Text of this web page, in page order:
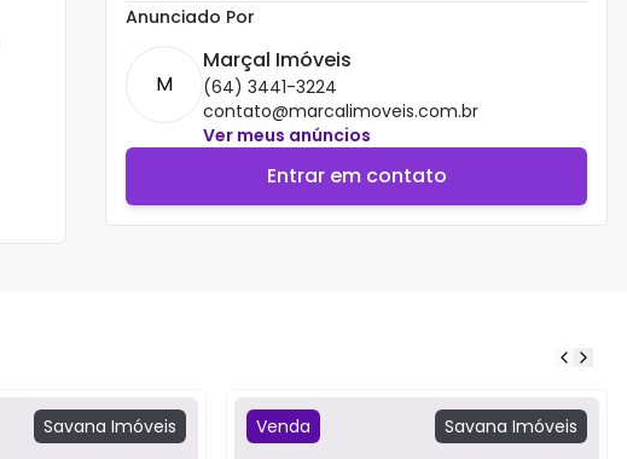
Anunciado Por
M
Marçal Imóveis
(64) 3441-3224
contato@marcalimoveis.com.br
Ver meus anúncios
Entrar em contato
Savana Imóveis Venda Savana Imóveis